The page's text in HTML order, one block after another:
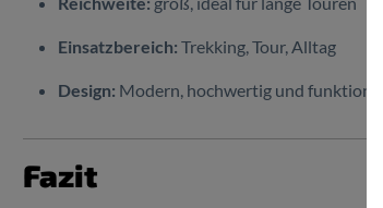
Einsatzbereich: Trekking, Tour, Alltag
Design: Modern, hochwertig und funktional
Fazit